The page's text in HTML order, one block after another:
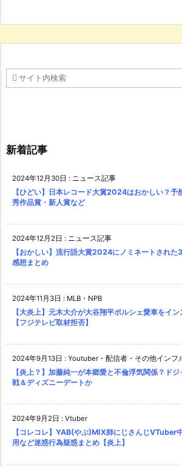
新着記事
2024年12月30日 : ニュース記事
【ひどい】日本レコード大賞2024はおかしい？予
秀作品賞・新人賞など
2024年12月2日 : ニュース記事
【おかしい】流行語大賞2024にノミネートされ
感想まとめ
2024年11月3日 : MLB・NPB
【大炎上】元木大介が大谷翔平ポルシェ愛車をイ
【フジテレビ取材拒否】
2024年9月13日 : Youtuber・配信者・その他インフ
【炎上？】加藤純一が本郷愛と不倫浮気関係？ド
戦＆ディズニーデートか
2024年9月2日 : Vtuber
【コレコレ】YAB(やぶ)MIX師にじさんじVTuber
用など迷惑行為疑惑まとめ【炎上】